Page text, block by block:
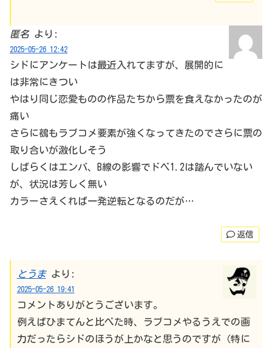
匿名 より:
2025-05-26 12:42
シドにアンケートは最近入れてますが、展開的に
は非常にきつい
やはり同じ恋愛ものの作品たちから票を食えなかったのが
痛い
さらに鵺もラブコメ要素が強くなってきたのでさらに票の
取り合いが激化しそう
しばらくはエンバ、B線の影響でドベ1.2は踏んでいない
が、状況は芳しく無い
カラーさえくれば一発逆転となるのだが…
返信
とうま より:
2025-05-26 19:41
コメントありがとうございます。
例えばひまてんと比べた時、ラブコメやるうえでの画
力だったらシドのほうが上かなと思うのですが（特に